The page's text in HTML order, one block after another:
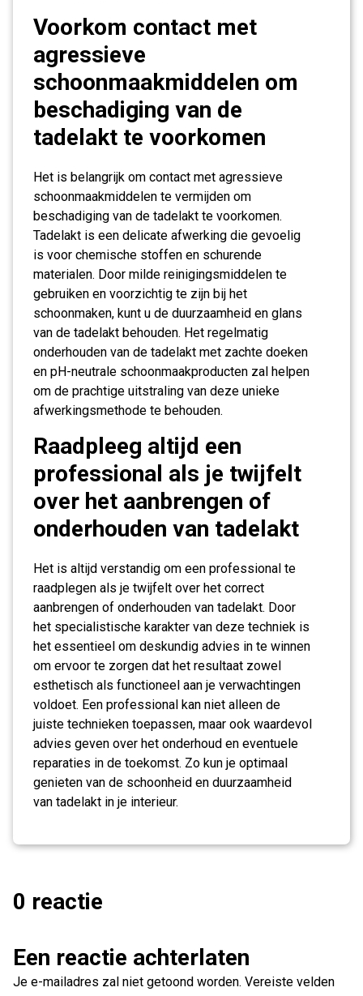
Voorkom contact met
agressieve
schoonmaakmiddelen om
beschadiging van de
tadelakt te voorkomen
Het is belangrijk om contact met agressieve
schoonmaakmiddelen te vermijden om
beschadiging van de tadelakt te voorkomen.
Tadelakt is een delicate afwerking die gevoelig
is voor chemische stoffen en schurende
materialen. Door milde reinigingsmiddelen te
gebruiken en voorzichtig te zijn bij het
schoonmaken, kunt u de duurzaamheid en glans
van de tadelakt behouden. Het regelmatig
onderhouden van de tadelakt met zachte doeken
en pH-neutrale schoonmaakproducten zal helpen
om de prachtige uitstraling van deze unieke
afwerkingsmethode te behouden.
Raadpleeg altijd een
professional als je twijfelt
over het aanbrengen of
onderhouden van tadelakt
Het is altijd verstandig om een professional te
raadplegen als je twijfelt over het correct
aanbrengen of onderhouden van tadelakt. Door
het specialistische karakter van deze techniek is
het essentieel om deskundig advies in te winnen
om ervoor te zorgen dat het resultaat zowel
esthetisch als functioneel aan je verwachtingen
voldoet. Een professional kan niet alleen de
juiste technieken toepassen, maar ook waardevol
advies geven over het onderhoud en eventuele
reparaties in de toekomst. Zo kun je optimaal
genieten van de schoonheid en duurzaamheid
van tadelakt in je interieur.
0 reactie
Een reactie achterlaten
Je e-mailadres zal niet getoond worden. Vereiste velden